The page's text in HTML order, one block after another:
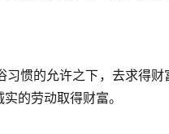
惯的允许之下，去求得财
的劳动取得财富。